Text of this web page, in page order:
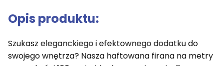
Opis produktu:
Szukasz eleganckiego i efektownego dodatku do
swojego wnętrza? Nasza haftowana firana na metry